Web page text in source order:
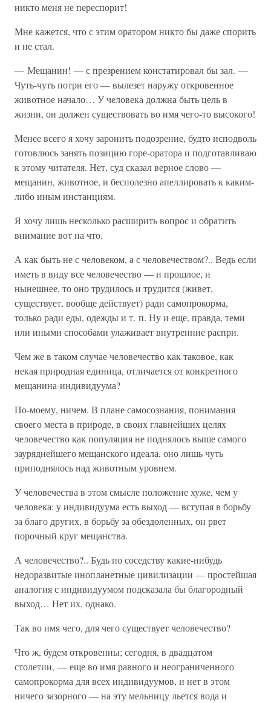
никто меня не переспорит!
Мне кажется, что с этим оратором никто бы даже спорить
и не стал.
— Мещанин! — с презрением констатировал бы зал. —
Чуть-чуть потри его — вылезет наружу откровенное
животное начало… У человека должна быть цель в
жизни, он должен существовать во имя чего-то высокого!
Менее всего я хочу заронить подозрение, будто исподволь
готовлюсь занять позицию горе-оратора и подготавливаю
к этому читателя. Нет, суд сказал верное слово —
мещанин, животное, и бесполезно апеллировать к каким-
либо иным инстанциям.
Я хочу лишь несколько расширить вопрос и обратить
внимание вот на что.
А как быть не с человеком, а с человечеством?.. Ведь если
иметь в виду все человечество — и прошлое, и
нынешнее, то оно трудилось и трудится (живет,
существует, вообще действует) ради самопрокорма,
только ради еды, одежды и т. п. Ну и еще, правда, теми
или иными способами улаживает внутренние распри.
Чем же в таком случае человечество как таковое, как
некая природная единица, отличается от конкретного
мещанина-индивидуума?
По-моему, ничем. В плане самосознания, понимания
своего места в природе, в своих главнейших целях
человечество как популяция не поднялось выше самого
зауряднейшего мещанского идеала, оно лишь чуть
приподнялось над животным уровнем.
У человечества в этом смысле положение хуже, чем у
человека: у индивидуума есть выход — вступая в борьбу
за благо других, в борьбу за обездоленных, он рвет
порочный круг мещанства.
А человечество?.. Будь по соседству какие-нибудь
недоразвитые инопланетные цивилизации — простейшая
аналогия с индивидуумом подсказала бы благородный
выход… Нет их, однако.
Так во имя чего, для чего существует человечество?
Что ж, будем откровенны; сегодня, в двадцатом
столетии, — еще во имя равного и неограниченного
самопрокорма для всех индивидуумов, и нет в этом
ничего зазорного — на эту мельницу льется вода и